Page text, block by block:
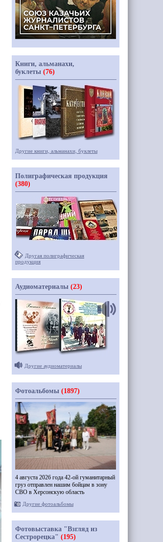
Книги, альманахи,
буклеты (76)
Другие книги, альманахи, буклеты
Полиграфическая продукция
(380)
Другая полиграфическая
продукция
Аудиоматериалы (23)
Другие аудиоматериалы
Фотоальбомы (1897)
4 августа 2026 года 42-ой гуманитарный
груз отправлен нашим бойцам в зону
СВО в Херсонскую область
Другие фотоальбомы
Фотовыставка "Взгляд из
Сестрорецка" (195)